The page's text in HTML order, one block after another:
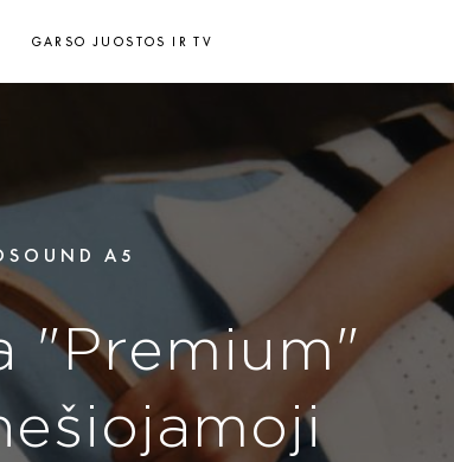
GARSO JUOSTOS IR TV
A5
"Premium"